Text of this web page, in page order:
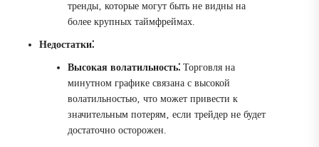
тренды‚ которые могут быть не видны на
более крупных таймфреймах.
Недостатки⁚
Высокая волатильность⁚ Торговля на
минутном графике связана с высокой
волатильностью‚ что может привести к
значительным потерям‚ если трейдер не будет
достаточно осторожен.